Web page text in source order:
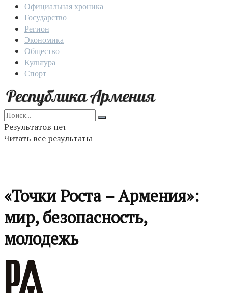
Официальная хроника
Государство
Регион
Экономика
Общество
Культура
Спорт
Результатов нет
Читать все результаты
«Точки Роста – Армения»:
мир, безопасность,
молодежь